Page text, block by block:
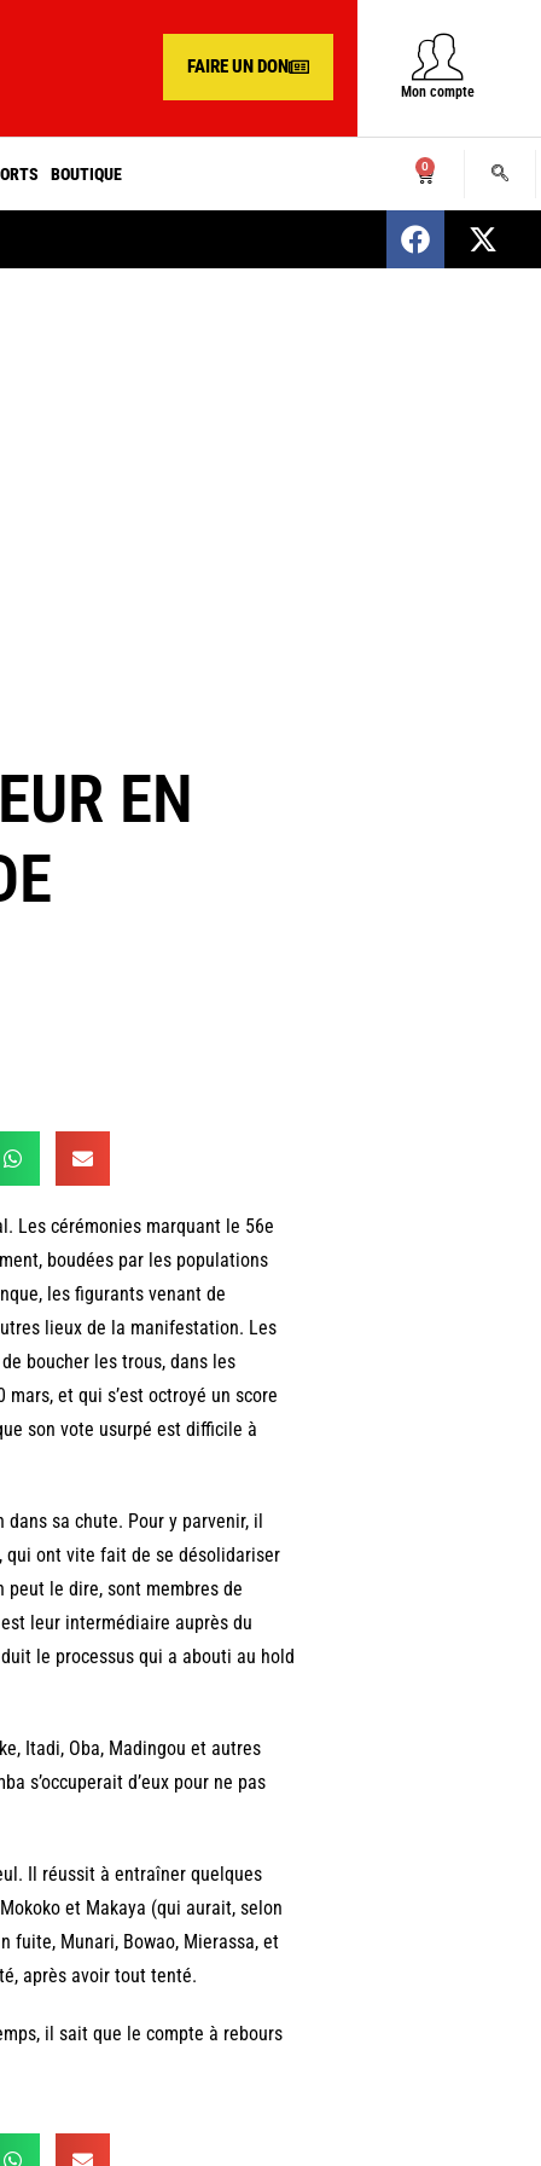
FAIRE UN DON
Mon compte
BOUTIQUE 0
SENEGAL : Nomination d’un nouveau
EN
Les cérémonies marquant le 56e
boudées par les populations
les figurants venant de
lieux de la manifestation. Les
boucher les trous, dans les
et qui s’est octroyé un score
son vote usurpé est difficile à
sa chute. Pour y parvenir, il
qui ont vite fait de se désolidariser
peut le dire, sont membres de
leur intermédiaire auprès du
le processus qui a abouti au hold
Itadi, Oba, Madingou et autres
s’occuperait d’eux pour ne pas
Il réussit à entraîner quelques
et Makaya (qui aurait, selon
fuite, Munari, Bowao, Mierassa, et
après avoir tout tenté.
il sait que le compte à rebours